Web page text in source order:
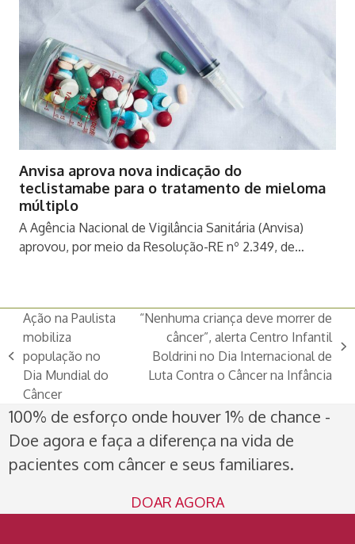
Anvisa aprova nova indicação do
teclistamabe para o tratamento de mieloma
múltiplo
A Agência Nacional de Vigilância Sanitária (Anvisa)
aprovou, por meio da Resolução-RE nº 2.349, de…
previous
post:
Ação na Paulista
mobiliza
população no
Dia Mundial do
Câncer
next
post:
“Nenhuma criança deve morrer de
câncer”, alerta Centro Infantil
Boldrini no Dia Internacional de
Luta Contra o Câncer na Infância
100% de esforço onde houver 1% de chance -
Doe agora e faça a diferença na vida de
pacientes com câncer e seus familiares.
DOAR AGORA